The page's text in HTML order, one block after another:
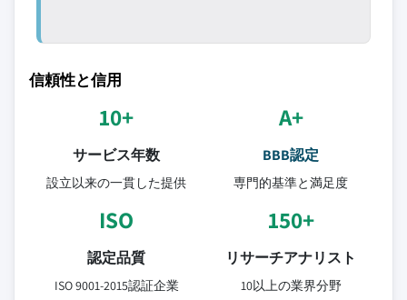
信頼性と信用
10+
サービス年数
設立以来の一貫した提供
A+
BBB認定
専門的基準と満足度
ISO
認定品質
ISO 9001-2015認証企業
150+
リサーチアナリスト
10以上の業界分野